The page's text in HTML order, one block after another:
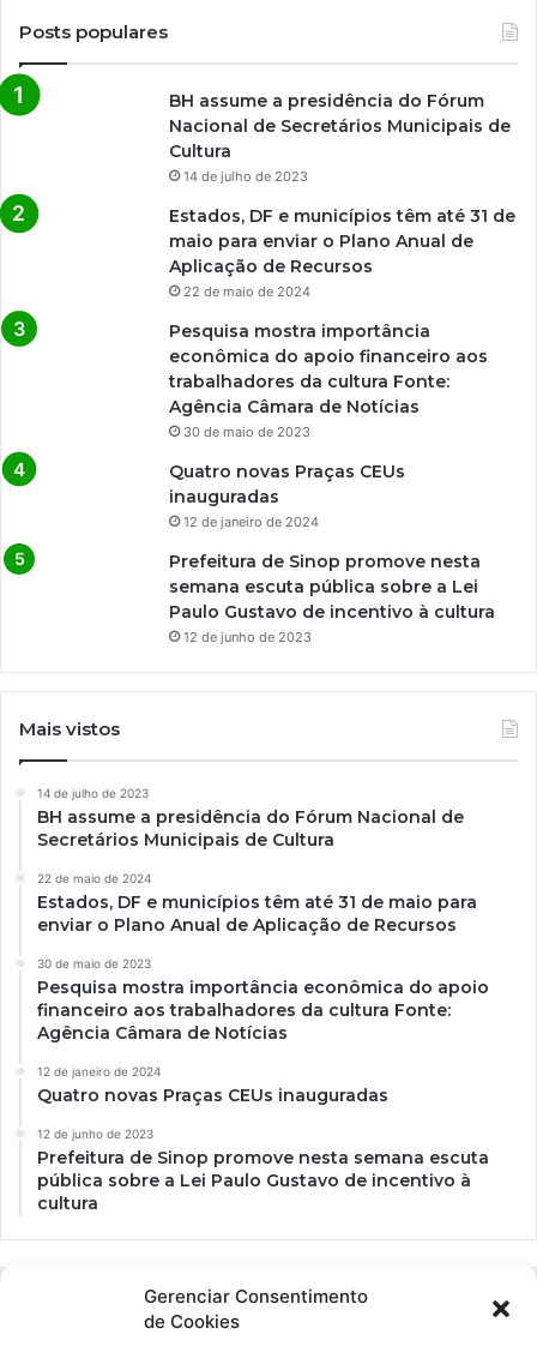
Gerenciar Consentimento
de Cookies
Posts populares
BH assume a presidência do Fórum
Nacional de Secretários Municipais de
Cultura
14 de julho de 2023
Estados, DF e municípios têm até 31 de
maio para enviar o Plano Anual de
Aplicação de Recursos
22 de maio de 2024
Pesquisa mostra importância
econômica do apoio financeiro aos
trabalhadores da cultura Fonte:
Agência Câmara de Notícias
30 de maio de 2023
Quatro novas Praças CEUs
inauguradas
12 de janeiro de 2024
Prefeitura de Sinop promove nesta
semana escuta pública sobre a Lei
Paulo Gustavo de incentivo à cultura
12 de junho de 2023
Mais vistos
14 de julho de 2023
BH assume a presidência do Fórum Nacional de
Secretários Municipais de Cultura
22 de maio de 2024
Estados, DF e municípios têm até 31 de maio para
enviar o Plano Anual de Aplicação de Recursos
30 de maio de 2023
Pesquisa mostra importância econômica do apoio
financeiro aos trabalhadores da cultura Fonte:
Agência Câmara de Notícias
12 de janeiro de 2024
Quatro novas Praças CEUs inauguradas
12 de junho de 2023
Prefeitura de Sinop promove nesta semana escuta
pública sobre a Lei Paulo Gustavo de incentivo à
cultura